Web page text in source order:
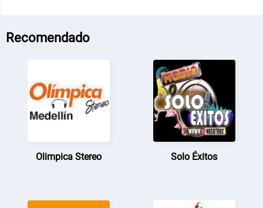
Recomendado
Olimpica Stereo Solo Éxitos